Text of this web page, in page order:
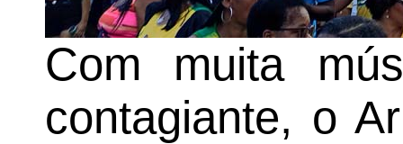
Com muita
contagiante, o